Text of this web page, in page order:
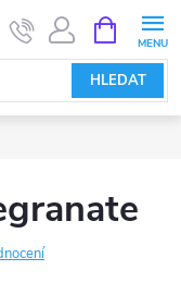
HLEDAT
NÁKUPNÍ
KOŠÍK